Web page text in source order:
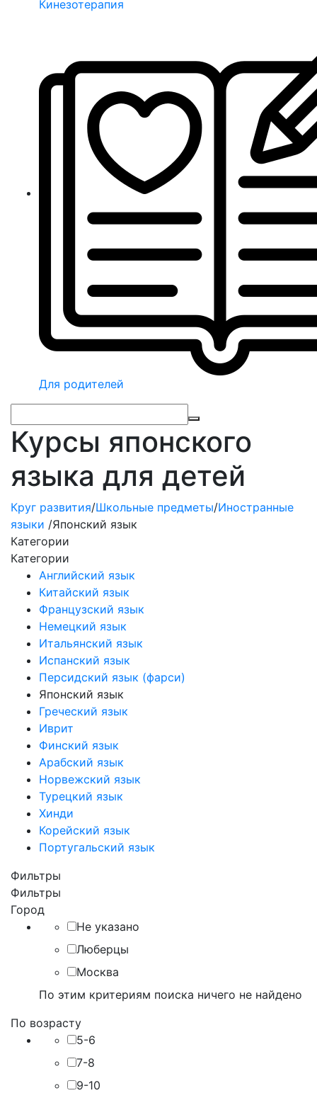
Кинезотерапия
Для родителей
Курсы японского
языка для детей
Круг развития/Школьные предметы/Иностранные
языки /Японский язык
Категории
Категории
Английский язык
Китайский язык
Французский язык
Немецкий язык
Итальянский язык
Испанский язык
Персидский язык (фарси)
Японский язык
Греческий язык
Иврит
Финский язык
Арабский язык
Норвежский язык
Турецкий язык
Хинди
Корейский язык
Португальский язык
Фильтры
Фильтры
Город
Не указано
Люберцы
Москва
По этим критериям поиска ничего не найдено
По возрасту
5-6
7-8
9-10